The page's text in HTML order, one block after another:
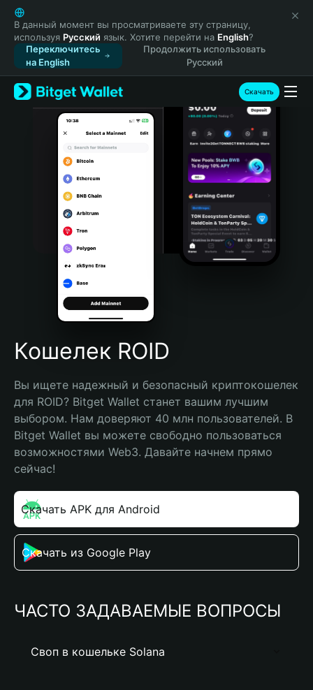
English
日本語
Tiếng Việt
Русский
Español (Latinoamérica)
Türkçe
Italiano
Português (Portugal)
Bahasa Indonesia
Português (Brasil)
Español (Argentina)
В данный момент вы просматриваете эту страницу,
используя Русский язык. Хотите перейти на English?
Переключитесь
на English
Продолжить использовать
Русский
Скачать
Кошелек ROID
Вы ищете надежный и безопасный криптокошелек
для ROID? Bitget Wallet станет вашим лучшим
выбором. Нам доверяют 40 млн пользователей. В
Bitget Wallet вы можете свободно пользоваться
возможностями Web3. Давайте начнем прямо
сейчас!
Скачать APK для Android
Скачать из Google Play
ЧАСТО ЗАДАВАЕМЫЕ ВОПРОСЫ
Своп в кошельке Solana